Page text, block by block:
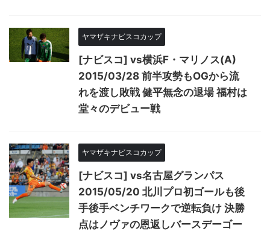
ヤマザキナビスコカップ
[ナビスコ] vs横浜F・マリノス(A)
2015/03/28 前半攻勢もOGから流
れを渡し敗戦 健平無念の退場 福村は
堂々のデビュー戦
ヤマザキナビスコカップ
[ナビスコ] vs名古屋グランパス
2015/05/20 北川プロ初ゴールも後
手後手ベンチワークで逆転負け 決勝
点はノヴァの恩返しバースデーゴー